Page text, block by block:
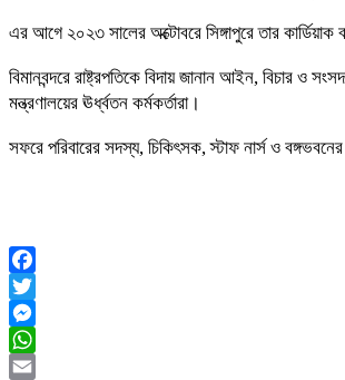
এর আগে ২০২৩ সালের অক্টোবরে সিঙ্গাপুরে তার কার্ডিয়াক
বিমানবন্দরে রাষ্ট্রপতিকে বিদায় জানান আইন, বিচার ও
মন্ত্রণালয়ের ঊর্ধ্বতন কর্মকর্তারা।
সফরে পরিবারের সদস্য, চিকিৎসক, স্টাফ নার্স ও বঙ্গভবনের
Facebook
Twitter
Messenger
WhatsApp